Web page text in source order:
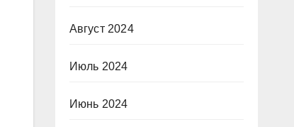
Август 2024
Июль 2024
Июнь 2024